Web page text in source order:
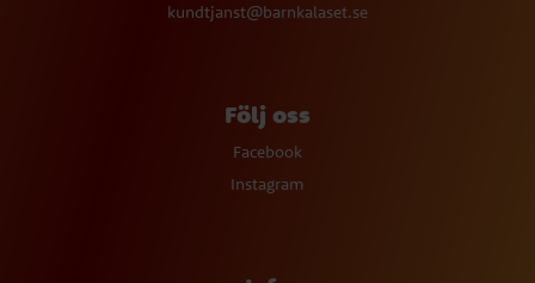
kundtjanst@barnkalaset.se
Följ oss
Facebook
Instagram